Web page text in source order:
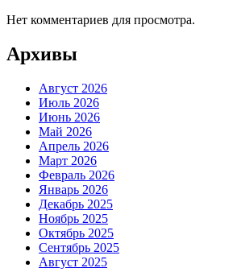
Нет комментариев для просмотра.
Архивы
Август 2026
Июль 2026
Июнь 2026
Май 2026
Апрель 2026
Март 2026
Февраль 2026
Январь 2026
Декабрь 2025
Ноябрь 2025
Октябрь 2025
Сентябрь 2025
Август 2025